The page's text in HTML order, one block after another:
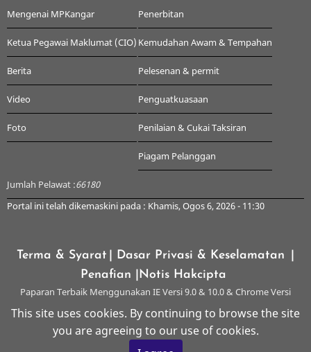
Mengenai MPKangar
Ketua Pegawai Maklumat (CIO)
Berita
Video
Foto
Penerbitan
Kemudahan Awam & Tempahan
Pelesenan & permit
Penguatkuasaan
Penilaian & Cukai Taksiran
Piagam Pelanggan
Jumlah Pelawat :66180
Portal ini telah dikemaskini pada : Khamis, Ogos 6, 2026 - 11:30
Terma & Syarat | Dasar Privasi & Keselamatan
Penafian
|Notis Hakcipta
Paparan Terbaik Menggunakan IE Versi 9.0 & 10.0 & Chrome Versi
© 2026 Majlis Perbandaran Kangar, All rights reserved.
This site uses cookies. By continuing to browse the site
you are agreeing to our use of cookies.